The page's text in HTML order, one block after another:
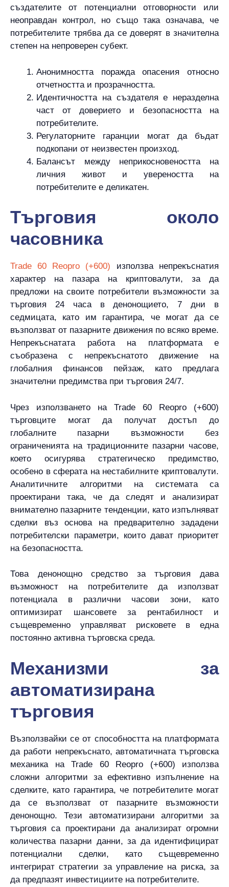
създателите от потенциални отговорности или
неоправдан контрол, но също така означава, че
потребителите трябва да се доверят в значителна
степен на непроверен субект.
Анонимността поражда опасения относно
отчетността и прозрачността.
Идентичността на създателя е неразделна
част от доверието и безопасността на
потребителите.
Регулаторните гаранции могат да бъдат
подкопани от неизвестен произход.
Балансът между неприкосновеността на
личния живот и увереността на
потребителите е деликатен.
Търговия около
часовника
Trade 60 Reopro (+600) използва непрекъснатия
характер на пазара на криптовалути, за да
предложи на своите потребители възможности за
търговия 24 часа в денонощието, 7 дни в
седмицата, като им гарантира, че могат да се
възползват от пазарните движения по всяко време.
Непрекъснатата работа на платформата е
съобразена с непрекъснатото движение на
глобалния финансов пейзаж, като предлага
значителни предимства при търговия 24/7.
Чрез използването на Trade 60 Reopro (+600)
търговците могат да получат достъп до
глобалните пазарни възможности без
ограниченията на традиционните пазарни часове,
което осигурява стратегическо предимство,
особено в сферата на нестабилните криптовалути.
Аналитичните алгоритми на системата са
проектирани така, че да следят и анализират
внимателно пазарните тенденции, като изпълняват
сделки въз основа на предварително зададени
потребителски параметри, които дават приоритет
на безопасността.
Това денонощно средство за търговия дава
възможност на потребителите да използват
потенциала в различни часови зони, като
оптимизират шансовете за рентабилност и
същевременно управляват рисковете в една
постоянно активна търговска среда.
Механизми за
автоматизирана
търговия
Възползвайки се от способността на платформата
да работи непрекъснато, автоматичната търговска
механика на Trade 60 Reopro (+600) използва
сложни алгоритми за ефективно изпълнение на
сделките, като гарантира, че потребителите могат
да се възползват от пазарните възможности
денонощно. Тези автоматизирани алгоритми за
търговия са проектирани да анализират огромни
количества пазарни данни, за да идентифицират
потенциални сделки, като същевременно
интегрират стратегии за управление на риска, за
да предпазят инвестициите на потребителите.